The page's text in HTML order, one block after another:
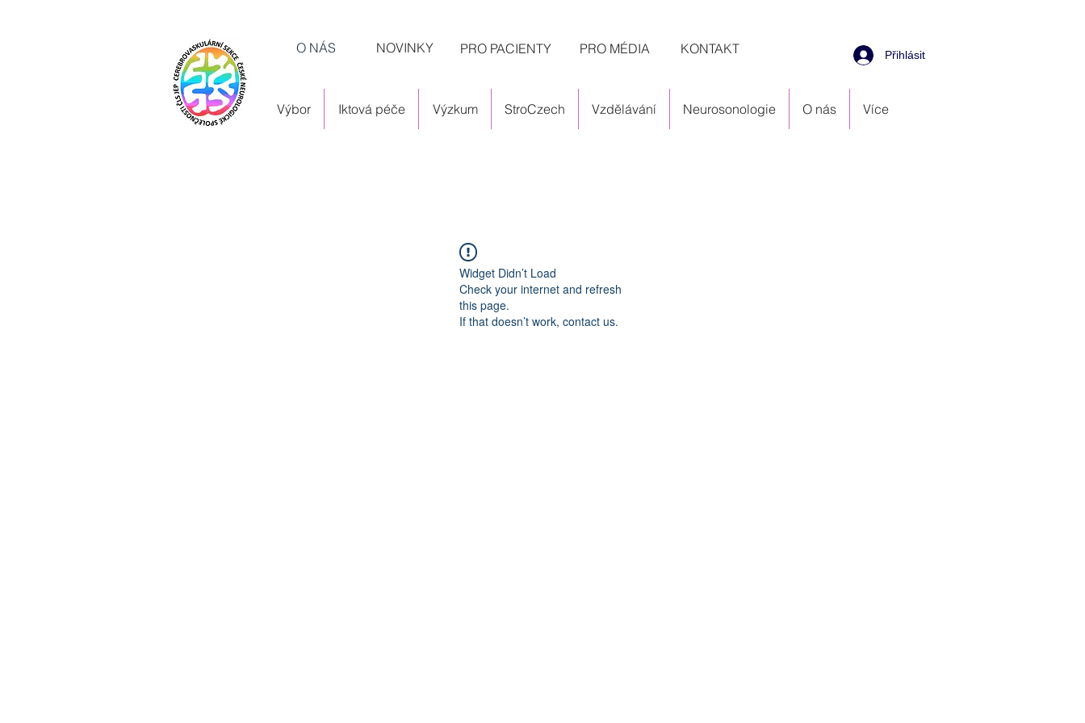
O NÁS NOVINKY PRO PACIENTY PRO MÉDIA KONTAKT Přihlásit
Výbor Iktová péče Výzkum StroCzech Vzdělávání Neurosonologie O nás Více
Widget Didn’t Load
Check your internet and refresh
this page.
If that doesn’t work, contact us.